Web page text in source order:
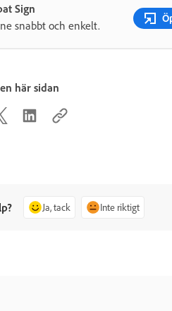
Sign
snabbt och enkelt.
här sidan
Ja, tack Inte riktigt